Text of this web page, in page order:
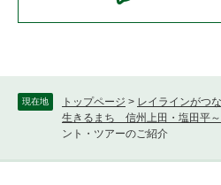
現在地 トップページ > レイラインがつ
生きるまち 信州上田・塩田平～
ント・ツアーのご紹介